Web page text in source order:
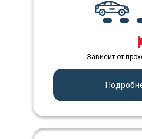
Зависит от